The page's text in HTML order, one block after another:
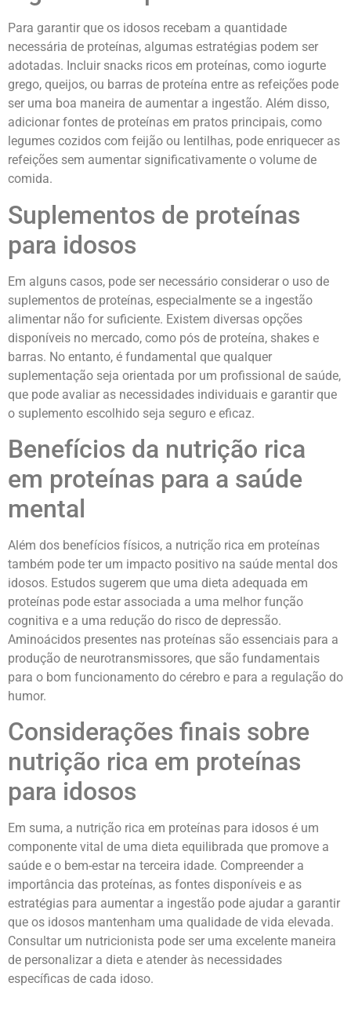
Para garantir que os idosos recebam a quantidade
necessária de proteínas, algumas estratégias podem ser
adotadas. Incluir snacks ricos em proteínas, como iogurte
grego, queijos, ou barras de proteína entre as refeições pode
ser uma boa maneira de aumentar a ingestão. Além disso,
adicionar fontes de proteínas em pratos principais, como
legumes cozidos com feijão ou lentilhas, pode enriquecer as
refeições sem aumentar significativamente o volume de
comida.
Suplementos de proteínas
para idosos
Em alguns casos, pode ser necessário considerar o uso de
suplementos de proteínas, especialmente se a ingestão
alimentar não for suficiente. Existem diversas opções
disponíveis no mercado, como pós de proteína, shakes e
barras. No entanto, é fundamental que qualquer
suplementação seja orientada por um profissional de saúde,
que pode avaliar as necessidades individuais e garantir que
o suplemento escolhido seja seguro e eficaz.
Benefícios da nutrição rica
em proteínas para a saúde
mental
Além dos benefícios físicos, a nutrição rica em proteínas
também pode ter um impacto positivo na saúde mental dos
idosos. Estudos sugerem que uma dieta adequada em
proteínas pode estar associada a uma melhor função
cognitiva e a uma redução do risco de depressão.
Aminoácidos presentes nas proteínas são essenciais para a
produção de neurotransmissores, que são fundamentais
para o bom funcionamento do cérebro e para a regulação do
humor.
Considerações finais sobre
nutrição rica em proteínas
para idosos
Em suma, a nutrição rica em proteínas para idosos é um
componente vital de uma dieta equilibrada que promove a
saúde e o bem-estar na terceira idade. Compreender a
importância das proteínas, as fontes disponíveis e as
estratégias para aumentar a ingestão pode ajudar a garantir
que os idosos mantenham uma qualidade de vida elevada.
Consultar um nutricionista pode ser uma excelente maneira
de personalizar a dieta e atender às necessidades
específicas de cada idoso.